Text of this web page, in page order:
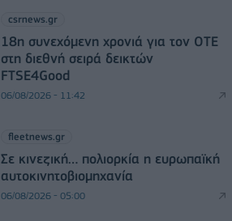
csrnews.gr
18η συνεχόμενη χρονιά για τον ΟΤΕ
στη διεθνή σειρά δεικτών
FTSE4Good
06/08/2026 - 11:42
fleetnews.gr
Σε κινεζική… πολιορκία η ευρωπαϊκή
αυτοκινητοβιομηχανία
06/08/2026 - 05:00